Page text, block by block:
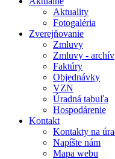
Aktuality
Fotogaléria
Zverejňovanie
Zmluvy
Zmluvy - archív
Faktúry
Objednávky
VZN
Úradná tabuľa
Hospodárenie
Kontakt
Kontakty na
Napíšte nám
Mapa webu